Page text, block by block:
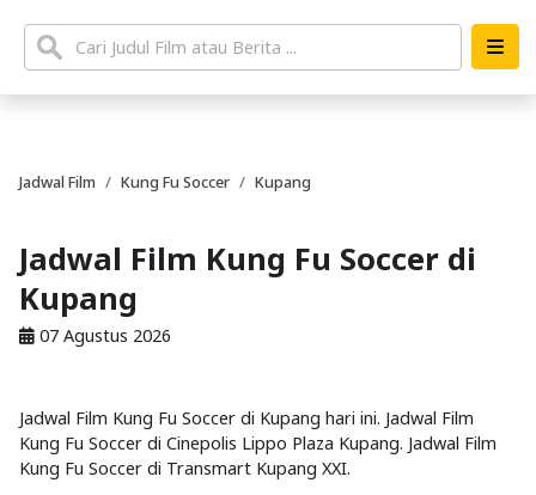
Jadwal Film Kung Fu Soccer Kupang
Jadwal Film Kung Fu Soccer di
Kupang
07 Agustus 2026
Jadwal Film Kung Fu Soccer di Kupang hari ini. Jadwal Film
Kung Fu Soccer di Cinepolis Lippo Plaza Kupang. Jadwal Film
Kung Fu Soccer di Transmart Kupang XXI.